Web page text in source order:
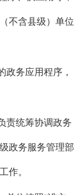
不含县级）单位
政务应用程序，
责统筹协调政务
政务服务管理部
作。